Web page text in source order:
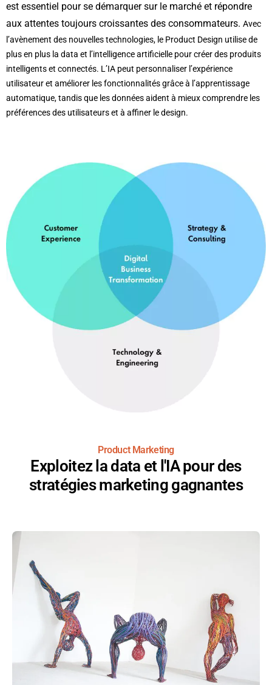
est essentiel pour se démarquer sur le marché et répondre
aux attentes toujours croissantes des consommateurs. Avec
l’avènement des nouvelles technologies, le Product Design utilise de
plus en plus la data et l’intelligence artificielle pour créer des produits
intelligents et connectés. L’IA peut personnaliser l’expérience
utilisateur et améliorer les fonctionnalités grâce à l’apprentissage
automatique, tandis que les données aident à mieux comprendre les
préférences des utilisateurs et à affiner le design.
Product Marketing
Exploitez la data et l'IA pour des
stratégies marketing gagnantes